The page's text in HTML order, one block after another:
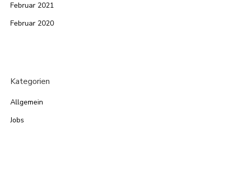
Februar 2021
Februar 2020
Kategorien
Allgemein
Jobs